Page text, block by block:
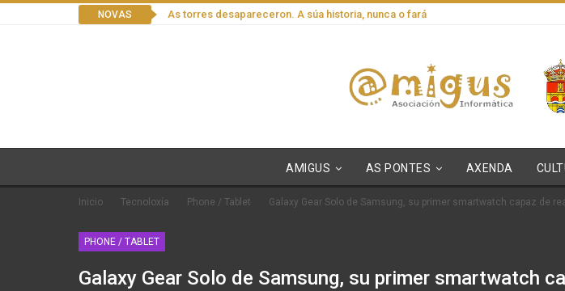
NOVAS As torres desapareceron. A súa historia, nunca o fará
AMIGUS AS PONTES AXENDA
Inicio Tecnoloxía Phone / Tablet Galaxy Gear Solo de Samsung, su primer smartwatch capaz de
PHONE / TABLET
Galaxy Gear Solo de Samsung, su primer smartwatch